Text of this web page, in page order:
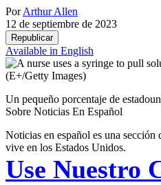
PorArthur Allen
12 de septiembre de 2023
Republicar
Available in English
(E+/Getty Images)
Un pequeño porcentaje de
Sobre Noticias En Español
Noticias en español es una
vive en los Estados Unidos.
Use Nuestro